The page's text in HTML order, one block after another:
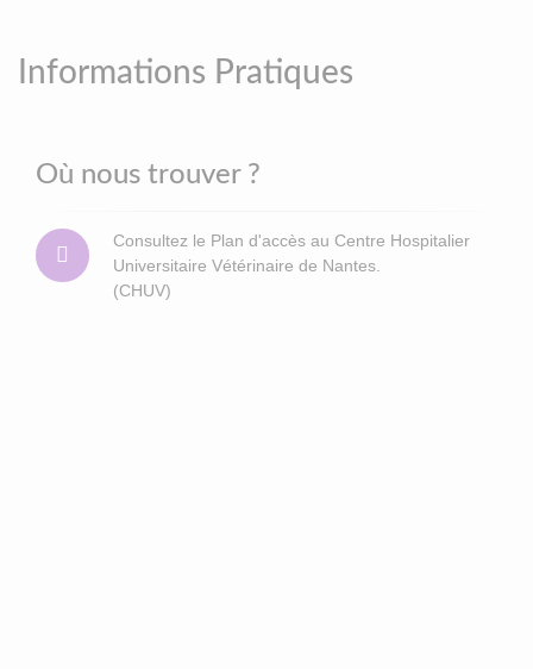
Informations Pratiques
Où nous trouver ?
Consultez le Plan d'accès au Centre Hospitalier
Universitaire Vétérinaire de Nantes.
(CHUV)